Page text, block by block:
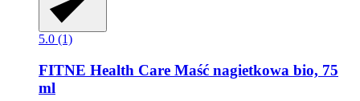
5.0 (1)
FITNE Health Care Maść nagietkowa bio, 75
ml